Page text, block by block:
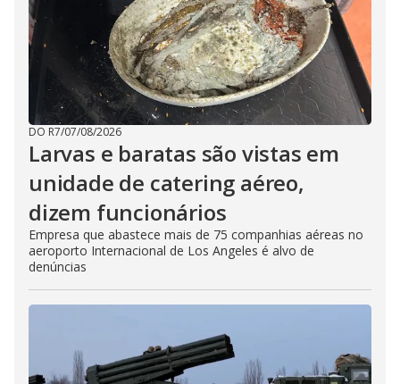
DO R7/07/08/2026
Larvas e baratas são vistas em
unidade de catering aéreo,
dizem funcionários
Empresa que abastece mais de 75 companhias aéreas no
aeroporto Internacional de Los Angeles é alvo de
denúncias